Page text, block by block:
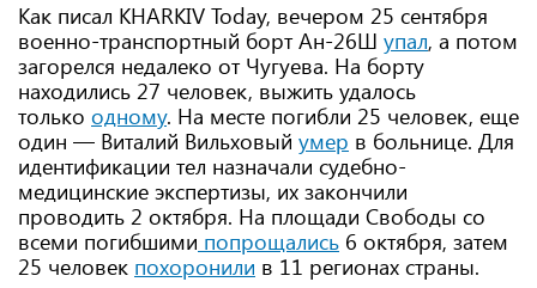
Как писал KHARKIV Today, вечером 25 сентября
военно-транспортный борт Ан-26Ш упал, а потом
загорелся недалеко от Чугуева. На борту
находились 27 человек, выжить удалось
только одному. На месте погибли 25 человек, еще
один — Виталий Вильховый умер в больнице. Для
идентификации тел назначали судебно-
медицинские экспертизы, их закончили
проводить 2 октября. На площади Свободы со
всеми погибшими попрощались 6 октября, затем
25 человек похоронили в 11 регионах страны.